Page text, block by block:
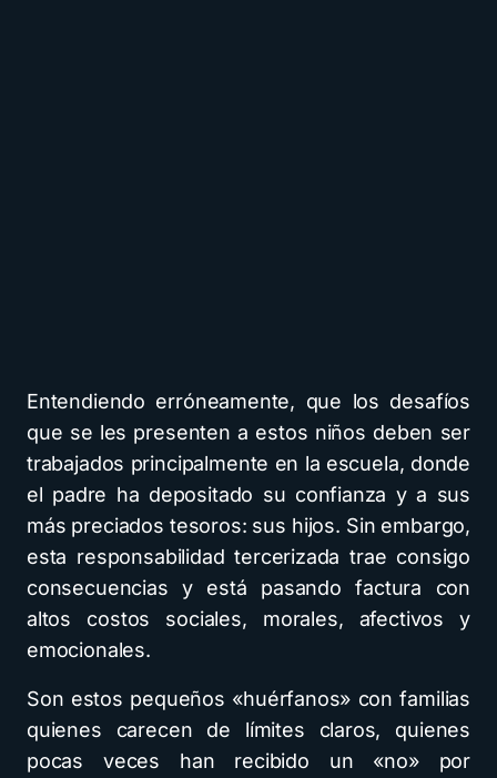
Entendiendo erróneamente, que los desafíos
que se les presenten a estos niños deben ser
trabajados principalmente en la escuela, donde
el padre ha depositado su confianza y a sus
más preciados tesoros: sus hijos. Sin embargo,
esta responsabilidad tercerizada trae consigo
consecuencias y está pasando factura con
altos costos sociales, morales, afectivos y
emocionales.
Son estos pequeños «huérfanos» con familias
quienes carecen de límites claros, quienes
pocas veces han recibido un «no» por